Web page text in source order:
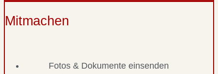
Mitmachen
Fotos & Dokumente einsenden